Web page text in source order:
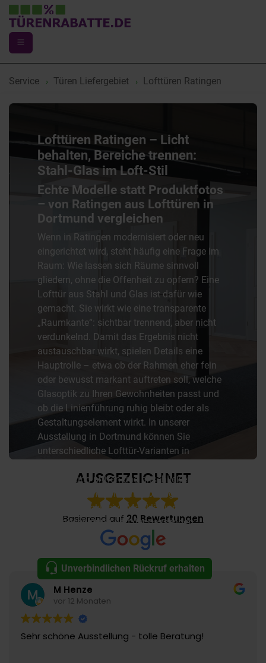
Service Türen Liefergebiet Lofttüren Ratingen
Lofttüren Ratingen – Licht
behalten, Bereiche trennen:
Stahl-Glas im Loft-Stil
Echte Modelle statt Produktfotos
– von Ratingen aus Lofttüren in
Dortmund vergleichen
Wenn in Ratingen modernisiert oder neu
eingerichtet wird, steht häufig eine Frage im
Raum: Wie lassen sich Räume sinnvoll
gliedern, ohne die Offenheit zu opfern? Eine
Lofttür aus Stahl und Glas ist dafür wie
gemacht. Sie wirkt wie eine transparente
„Raumkante“: sichtbar trennend, aber nicht
verdunkelnd. Damit das Ergebnis nicht
austauschbar wirkt, spielen Details eine
Hauptrolle – etwa ob der Rahmen eher fein
oder bewusst markant auftreten soll, welche
Glasoptik zu Ihren Gewohnheiten passt und
ob die Linienführung ruhig bleibt oder als
Gestaltungselement wirkt. In unserer
Ausstellung in Dortmund können Sie
unterschiedliche Lofttür-Varianten in
Verarbeitung prüfen und anschließend
gemeinsam mit uns eine Lösung für Ratingen
festlegen – inklusive Maßklärung,
Öffnungsrichtung und der passenden
Unverbindlichen Rückruf erhalten